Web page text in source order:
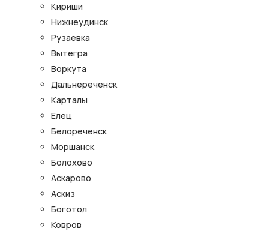
Кириши
Нижнеудинск
Рузаевка
Вытегра
Воркута
Дальнереченск
Карталы
Елец
Белореченск
Моршанск
Болохово
Аскарово
Аскиз
Боготол
Ковров